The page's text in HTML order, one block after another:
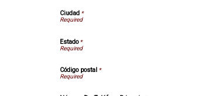
Ciudad *
Estado*
Código postal *